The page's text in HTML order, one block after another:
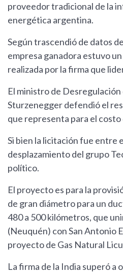
proveedor tradicional de la
energética argentina.
Según trascendió de datos
empresa ganadora estuvo
realizada por la firma que
El ministro de
Sturzenegger defendió el
que representa para el costo
Si bien la licitación fue entre
desplazamiento del grupo
político.
El proyecto es para la
de gran diámetro para un
480 a 500 kilómetros, que
(Neuquén) con San Antonio
proyecto de Gas Natural
La firma de la India superó a